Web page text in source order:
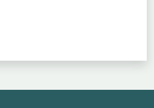
da 1 a 5 stelle